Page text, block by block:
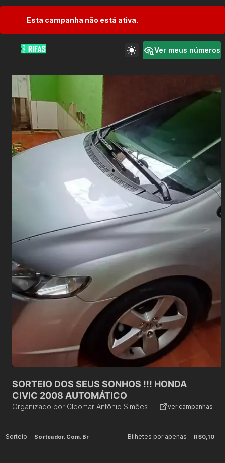
Esta campanha não está ativa.
Ver meus números
SORTEIO DOS SEUS SONHOS !!! HONDA
CIVIC 2008 AUTOMÁTICO
Organizado por Cleomar Antônio Simões ver campanhas
Sorteio Sorteador.com.br Bilhetes por apenas R$0,10